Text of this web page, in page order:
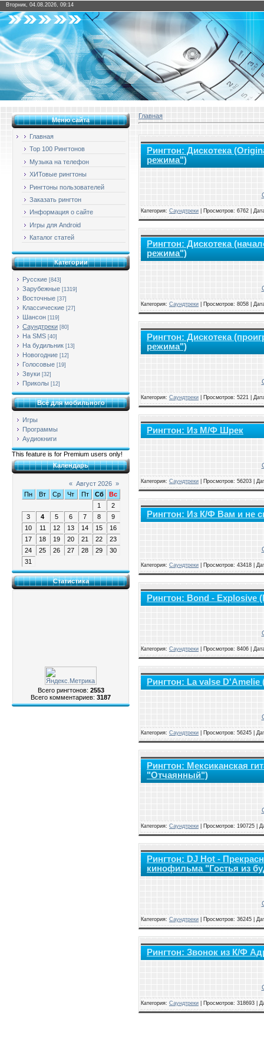
Вторник, 04.08.2026, 09:14
Меню сайта
Главная
Top 100 Рингтонов
Музыка на телефон
ХИТовые рингтоны
Рингтоны пользователей
Заказать рингтон
Информация о сайте
Игры для Android
Каталог статей
Категории
Русские [843]
Зарубежные [1319]
Восточные [37]
Классические [27]
Шансон [119]
Саундтреки [80]
На SMS [40]
На будильник [13]
Новогодние [12]
Голосовые [19]
Звуки [32]
Приколы [12]
Всё для мобильного
Игры
Программы
Аудиокниги
This feature is for Premium users only!
Календарь
« Август 2026 »
Пн
Вт Ср Чт Пт Сб
Вс
1
2
3
4 5 6 7 8
9
10
11 12 13 14 15
16
17
18 19 20 21 22
23
24
25 26 27 28 29
30
31
Статистика
Всего рингтонов: 2553
Всего комментариев: 3187
Главная
Рингтон: Дискотека
режима")
Категория: Саундтреки Просмотров: 6762 |
Рингтон: Дискотека
режима")
Категория: Саундтреки Просмотров: 8058 |
Рингтон: Дискотека
режима")
Категория: Саундтреки Просмотров: 5221 |
Рингтон: Из М/Ф Шрек
Категория: Саундтреки Просмотров: 56203 |
Рингтон: Из К/Ф Вам и не
Категория: Саундтреки Просмотров: 43418 |
Рингтон: Bond -
Категория: Саундтреки Просмотров: 8406 |
Рингтон: Lа valse
Категория: Саундтреки Просмотров: 56245 |
Рингтон: Мексиканская
"Отчаянный")
Категория: Саундтреки Просмотров: 190725 |
Рингтон: DJ Hot -
кинофильма "Гостья из
Категория: Саундтреки Просмотров: 36245 |
Рингтон: Звонок из К/Ф
Категория: Саундтреки Просмотров: 318693 |